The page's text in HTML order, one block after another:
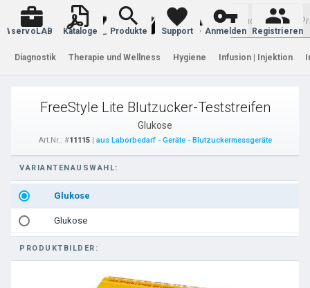
Warenkorb
servoLAB Kataloge Produkte Support Anmelden Registrieren
Diagnostik Therapie und Wellness Hygiene Infusion | Injektion
FreeStyle Lite Blutzucker-Teststreifen
Glukose
Art.Nr.: #11115| aus Laborbedarf - Geräte - Blutzuckermessgeräte
VARIANTENAUSWAHL:
Glukose
Glukose
PRODUKTBILDER: